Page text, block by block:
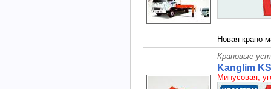
Новая крано-
Крановые
Kanglim
Минусовая,